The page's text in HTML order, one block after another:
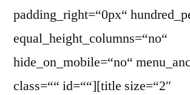
padding_right=“0px“
equal_height_columns=“no“
hide_on_mobile=“no“
class=““ id=““][title size=“2″